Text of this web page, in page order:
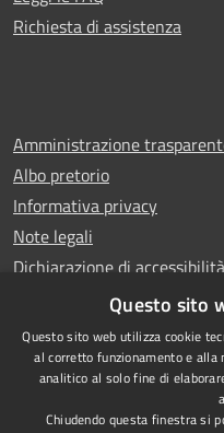
Richiesta di assistenza
Amministrazione
Albo pretorio
Informativa privacy
Note legali
Dichiarazione di accessibilità
WhistleblowingQuesto sito
Questo sito web utilizza cookie
al corretto funzionamento e alla
analitico al solo fine di
Chiudendo questa finestra si